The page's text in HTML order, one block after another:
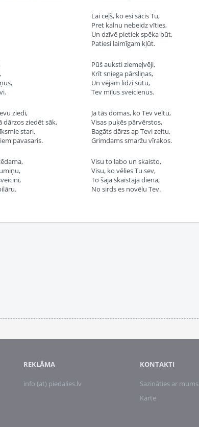
Lai ceļš, ko esi sācis Tu,
Pret kalnu nebeidz vīties,
Un dzīvē pietiek spēka būt,
Patiesi laimīgam kļūt.
Pūš auksti ziemeļvēji,
Krīt sniega pārsliņas,
Un vējam līdzi sūtu,
Tev mīļus sveicienus.
ziedi,
dārzos ziedēt sāk,
stari,
pavasaris.
Ja tās domas, ko Tev veltu,
Visas puķēs pārvērstos,
Bagāts dārzs ap Tevi zeltu,
Grimdams smaržu vīrakos.
Visu to labo un skaisto,
Visu, ko vēlies Tu sev,
To šajā skaistajā dienā,
No sirds es novēlu Tev.
REKLĀMA
info (at) piedalies.lv
KONTAKTI
Sazināties ar mums
Karte